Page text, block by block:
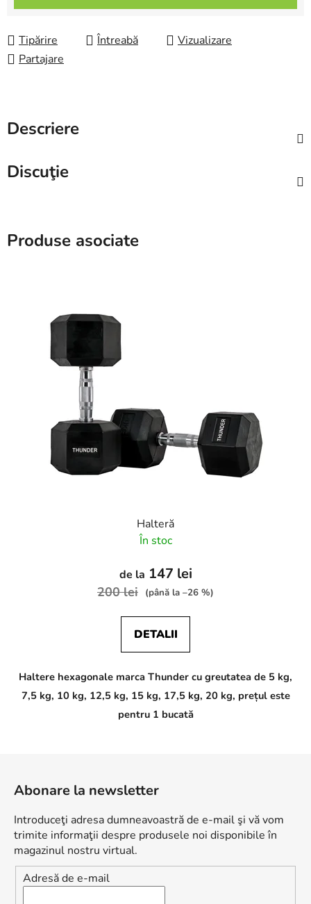
Tipărire Întreabă
Vizualizare
Partajare
Descriere
Discuţie
Produse asociate
Halteră
În stoc
de la 147 lei
200 lei (până la –26 %)
DETALII
Haltere hexagonale marca Thunder cu greutatea de 5 kg,
7,5 kg, 10 kg, 12,5 kg, 15 kg, 17,5 kg, 20 kg, prețul este
pentru 1 bucată
Abonare la newsletter
Introduceţi adresa dumneavoastră de e-mail şi vă vom
trimite informaţii despre produsele noi disponibile în
magazinul nostru virtual.
Adresă de e-mail